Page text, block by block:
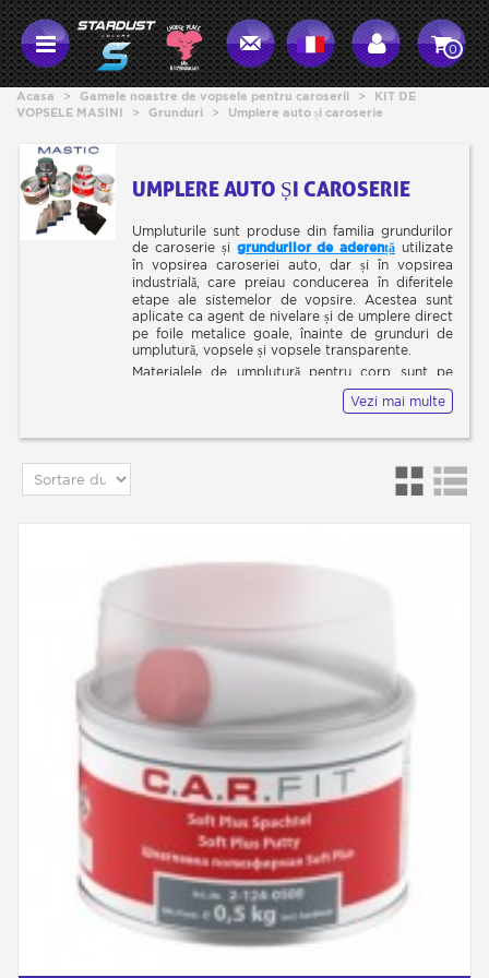
0
Acasa > Gamele noastre de vopsele pentru caroserii >
KIT DE
VOPSELE MASINI
> Grunduri > Umplere auto și caroserie
UMPLERE AUTO ȘI CAROSERIE
Umpluturile sunt produse din familia grundurilor
de caroserie și grundurilor de aderență utilizate
în vopsirea caroseriei auto, dar și în vopsirea
industrială, care preiau conducerea în diferitele
etape ale sistemelor de vopsire. Acestea sunt
aplicate ca agent de nivelare și de umplere direct
pe foile metalice goale, înainte de grunduri de
umplutură, vopsele și vopsele transparente.
Materialele de umplutură pentru corp sunt pe
bază de rășini, fie epoxidice, fie poliester, infuzate
cu micro pulberi, care le conferă proprietățile lor
Umpluturile pentru corp se prezintă sub formă de
paste groase, însoțite de un întăritor. Sunt
folosite pentru a umple și nivela suprafețele de
care vopsitorul de caroserie are nevoie pentru a
imediat după îndepărtarea adânciturii. Umplutura
Umpluturile auto sunt rășini care se usucă cu
ajutorul unui catalizator colorat. Colorarea
catalizatorului asigură un amestec uniform. Odată
ce catalizatorul este adăugat și amestecat în
umplutură, întărirea este extrem de rapidă.
Umplutura se întărește în doar câteva minute și
poate fi șlefuită imediat.
Diferite tipuri de
umpluturi pentru
corp
În cadrul familiei de umpluturi utilizate în
meseriile profesionale de vopsit, există umpluturi
tradiționale auto (o pastă groasă de culoare roz)
Vezi mai multe